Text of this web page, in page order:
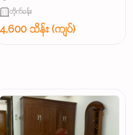
တိုက်ခန်း
4,600 သိန်း (ကျပ်)